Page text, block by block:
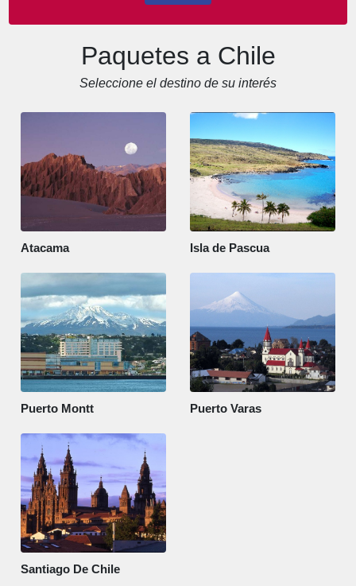
Paquetes a Chile
Seleccione el destino de su interés
Atacama Isla de Pascua
Puerto Montt Puerto Varas
Santiago De Chile